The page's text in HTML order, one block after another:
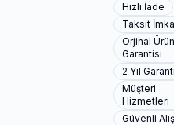
Hızlı İade
Taksit
Orjinal Ürün
Garantisi
2 Yıl Garanti
Müşteri
Hizmetleri
Güvenli